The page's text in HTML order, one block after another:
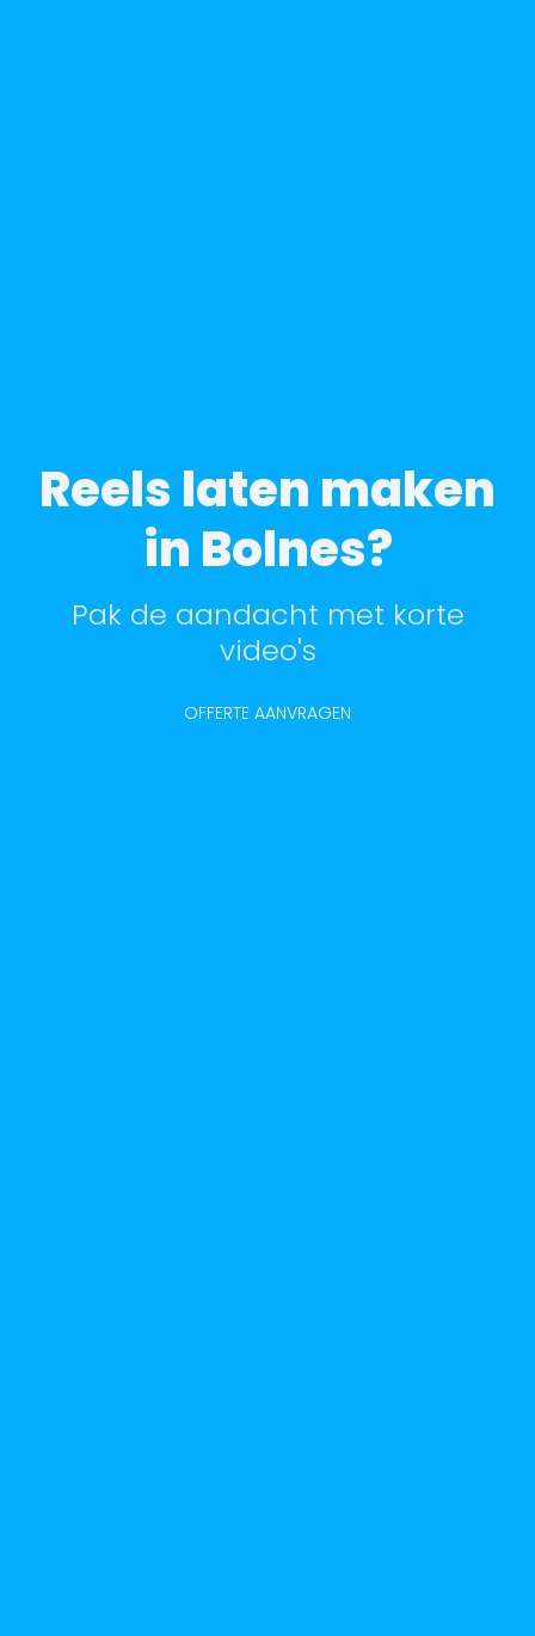
Reels laten maken
in Bolnes?
Pak de aandacht met korte
video's
OFFERTE AANVRAGEN